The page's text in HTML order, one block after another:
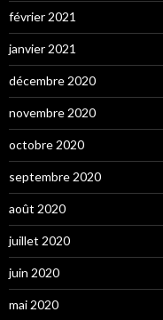
février 2021
janvier 2021
décembre 2020
novembre 2020
octobre 2020
septembre 2020
août 2020
juillet 2020
juin 2020
mai 2020